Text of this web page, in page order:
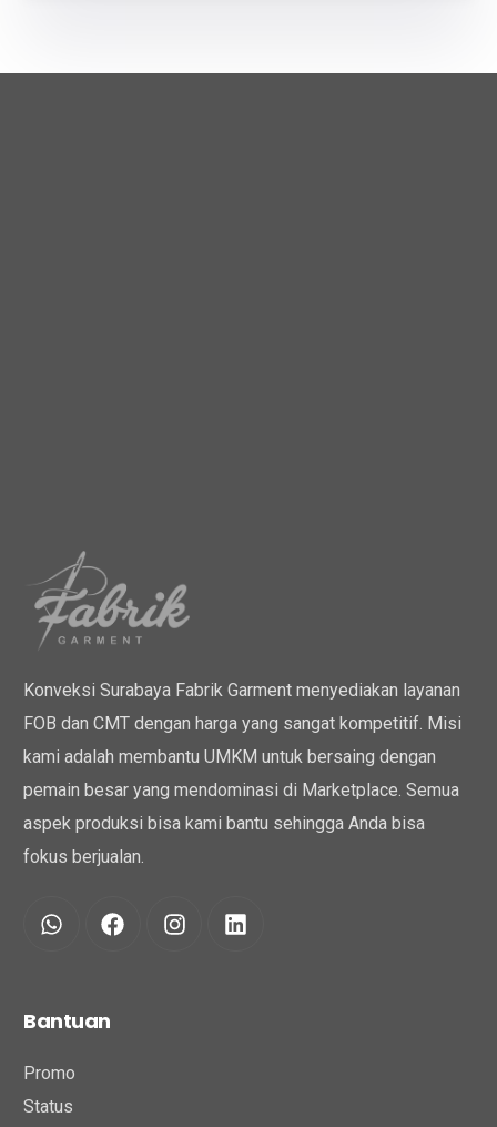
Konveksi Surabaya Fabrik Garment menyediakan layanan
FOB dan CMT dengan harga yang sangat kompetitif. Misi
kami adalah membantu UMKM untuk bersaing dengan
pemain besar yang mendominasi di Marketplace. Semua
aspek produksi bisa kami bantu sehingga Anda bisa
fokus berjualan.
Bantuan
Promo
Status